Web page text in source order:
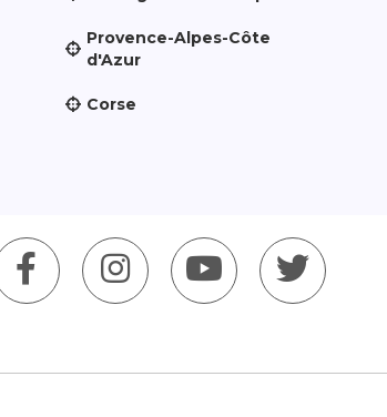
Provence-Alpes-Côte
d'Azur
Corse